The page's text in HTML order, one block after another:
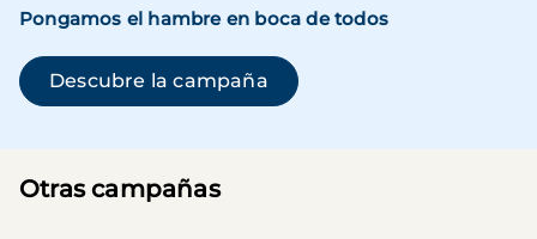
Pongamos el hambre en boca de todos
Descubre la campaña(se abre en una ventana
Otras campañas